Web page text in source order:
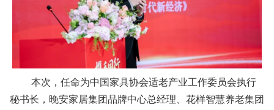
本次，任命为中国家具协会适老产业工作委员会执行
秘书长，晚安家居集团品牌中心总经理、花样智慧养老集团